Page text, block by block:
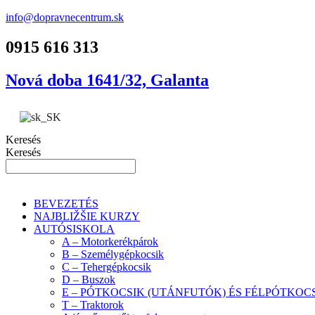
info@dopravnecentrum.sk
0915 616 313
Nová doba 1641/32, Galanta
Keresés
Keresés
BEVEZETÉS
NAJBLIŽŠIE KURZY
AUTÓSISKOLA
A – Motorkerékpárok
B – Személygépkocsik
C – Tehergépkocsik
D – Buszok
E – PÓTKOCSIK (UTÁNFUTÓK) ÉS
T – Traktorok